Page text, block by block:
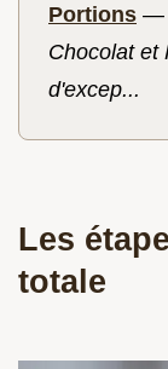
Portions —
Chocolat et
d'excep...
Les
totale